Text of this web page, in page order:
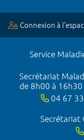
Connexion à
Service
Secrétariat
de 8h00 à 16h30
04 67
Secrétariat